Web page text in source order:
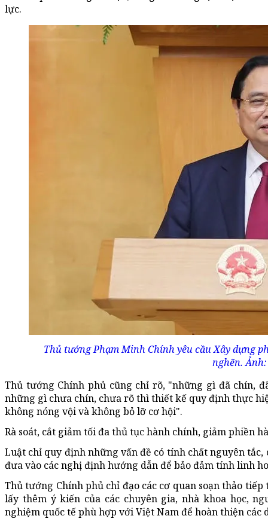
lực.
Thủ tướng Phạm Minh Chính yêu cầu Xây dựng
nghẽn.
Thủ tướng Chính phủ cũng chỉ rõ, "những gì đã chín,
những gì chưa chín, chưa rõ thì thiết kế quy định thực
không nóng vội và không bỏ lỡ cơ hội".
Rà soát, cắt giảm tối đa thủ tục hành chính, giảm phiền
Luật chỉ quy định những vấn đề có tính chất nguyên tắc,
đưa vào các nghị định hướng dẫn để bảo đảm tính linh
Thủ tướng Chính phủ chỉ đạo các cơ quan soạn thảo
lấy thêm ý kiến của các chuyên gia, nhà khoa học,
nghiệm quốc tế phù hợp với Việt Nam để hoàn thiện các